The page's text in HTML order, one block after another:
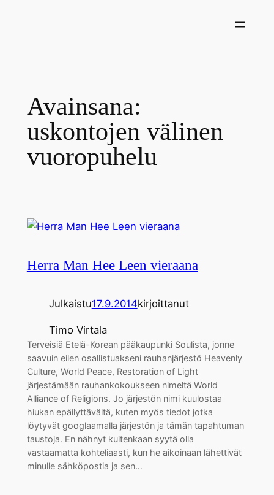
Avainsana:
uskontojen välinen
vuoropuhelu
Herra Man Hee Leen vieraana
Julkaistu17.9.2014kirjoittanut
Timo Virtala
Terveisiä Etelä-Korean pääkaupunki Soulista, jonne
saavuin eilen osallistuakseni rauhanjärjestö Heavenly
Culture, World Peace, Restoration of Light
järjestämään rauhankokoukseen nimeltä World
Alliance of Religions. Jo järjestön nimi kuulostaa
hiukan epäilyttävältä, kuten myös tiedot jotka
löytyvät googlaamalla järjestön ja tämän tapahtuman
taustoja. En nähnyt kuitenkaan syytä olla
vastaamatta kohteliaasti, kun he aikoinaan lähettivät
minulle sähköpostia ja sen…